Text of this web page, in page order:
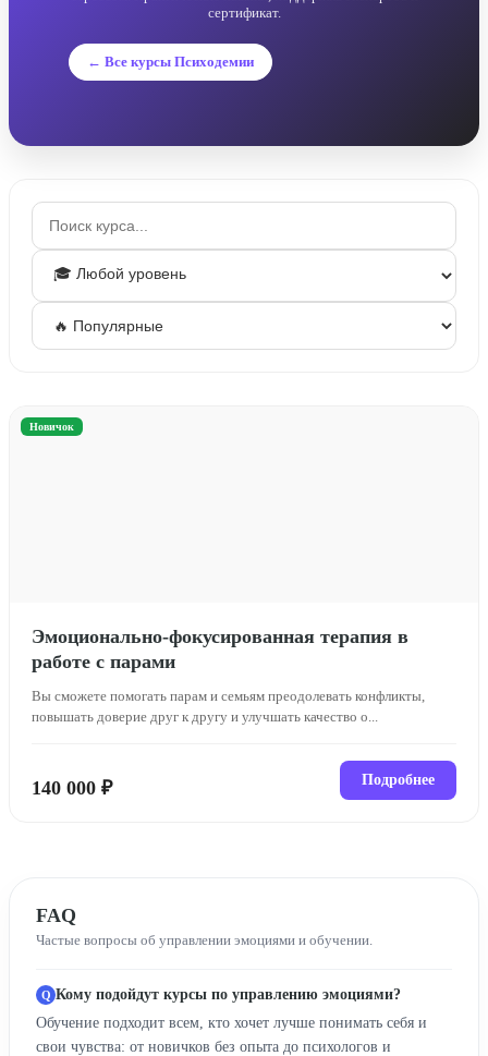
сертификат.
← Все курсы Психодемии
Новичок
Эмоционально-фокусированная терапия в
работе с парами
Вы сможете помогать парам и семьям преодолевать конфликты,
повышать доверие друг к другу и улучшать качество о...
140 000 ₽ Подробнее
FAQ
Частые вопросы об управлении эмоциями и обучении.
Кому подойдут курсы по управлению эмоциями?
Обучение подходит всем, кто хочет лучше понимать себя и
свои чувства: от новичков без опыта до психологов и